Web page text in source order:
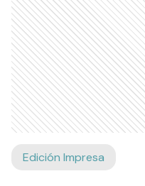
Edición Impresa